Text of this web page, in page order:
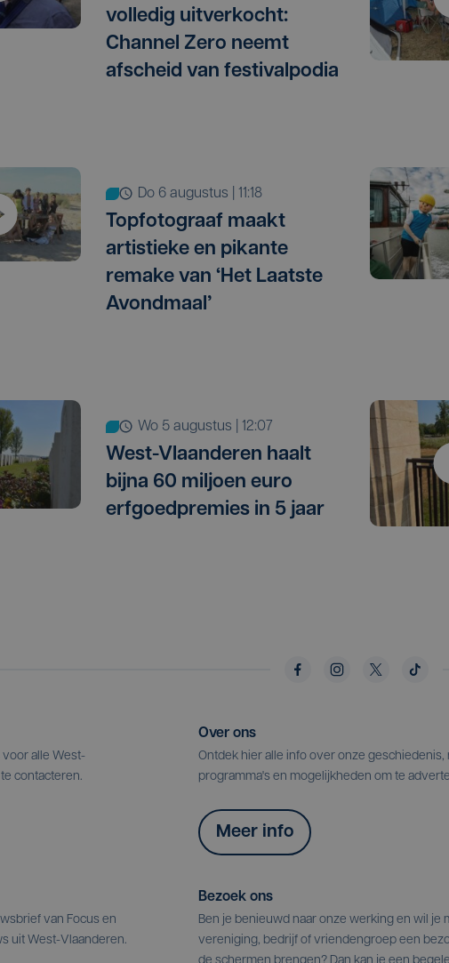
volledig uitverkocht:
Channel Zero neemt
afscheid van festivalpodia
do 6 augustus | 11:18
Topfotograaf maakt
artistieke en pikante
remake van ‘Het Laatste
Avondmaal’
wo 5 augustus | 12:07
West-Vlaanderen haalt
bijna 60 miljoen euro
erfgoedpremies in 5 jaar
alle West-
contacteren.
Over ons
Ontdek hier alle info over onze geschiedenis,
programma's en mogelijkheden om te
Meer info
van Focus en
uit West-Vlaanderen.
Bezoek ons
Ben je benieuwd naar onze werking en wil je
vereniging, bedrijf of vriendengroep een